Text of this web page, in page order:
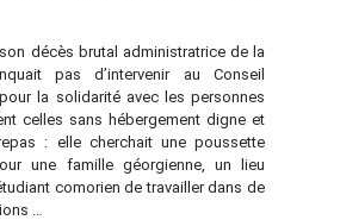
décès brutal administratrice de la
pas d’intervenir au Conseil
la solidarité avec les personnes
celles sans hébergement digne et
: elle cherchait une poussette
une famille géorgienne, un lieu
comorien de travailler dans de
…